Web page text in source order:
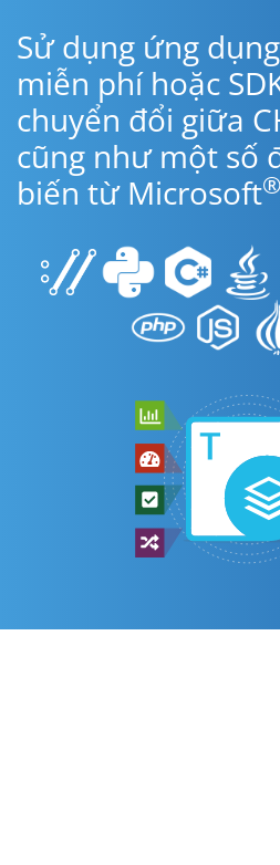
Sử dụng ứng
miễn phí hoặc
chuyển đổi giữa
cũng như một số
biến từ Microsoft®